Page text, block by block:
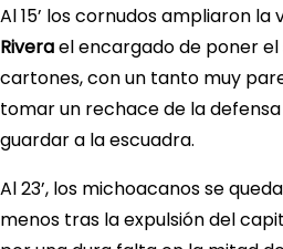
Al 15’ los cornudos ampliaron la
Riverael encargado de poner el
cartones, con un tanto muy
tomar un rechace de la
guardar a la escuadra.
Al 23’, los michoacanos se
menos tras la expulsión del